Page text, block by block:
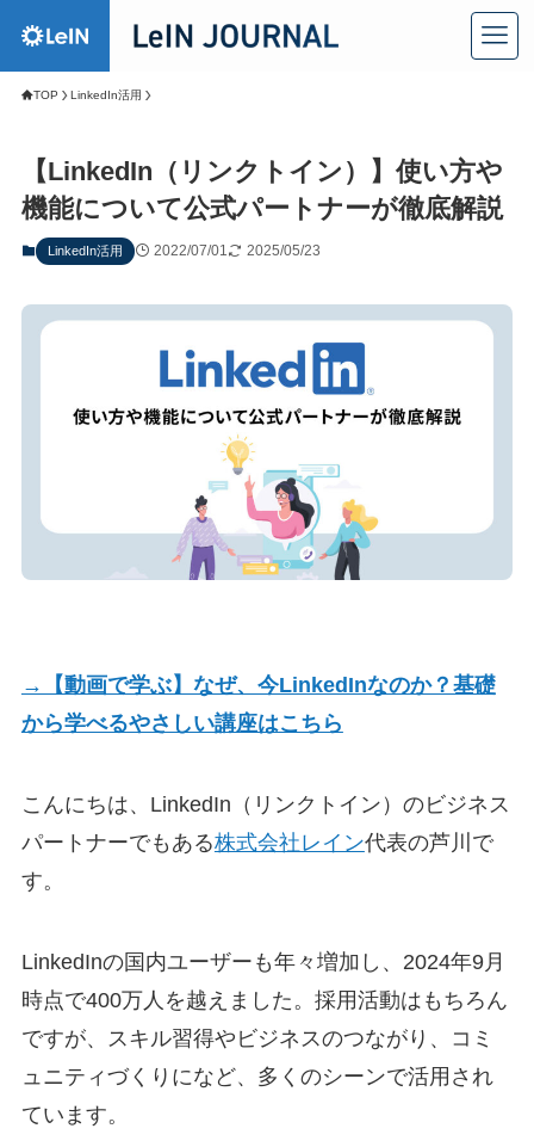
TOP LinkedIn活用
【LinkedIn（リンクトイン）】使い方や
機能について公式パートナーが徹底解説
LinkedIn活用 2022/07/01 2025/05/23
→【動画で学ぶ】なぜ、今LinkedInなのか？基礎
から学べるやさしい講座はこちら
こんにちは、LinkedIn（リンクトイン）のビジネス
パートナーでもある株式会社レイン代表の芦川で
す。
LinkedInの国内ユーザーも年々増加し、2024年9月
時点で400万人を越えました。採用活動はもちろん
ですが、スキル習得やビジネスのつながり、コミ
ュニティづくりになど、多くのシーンで活用され
ています。